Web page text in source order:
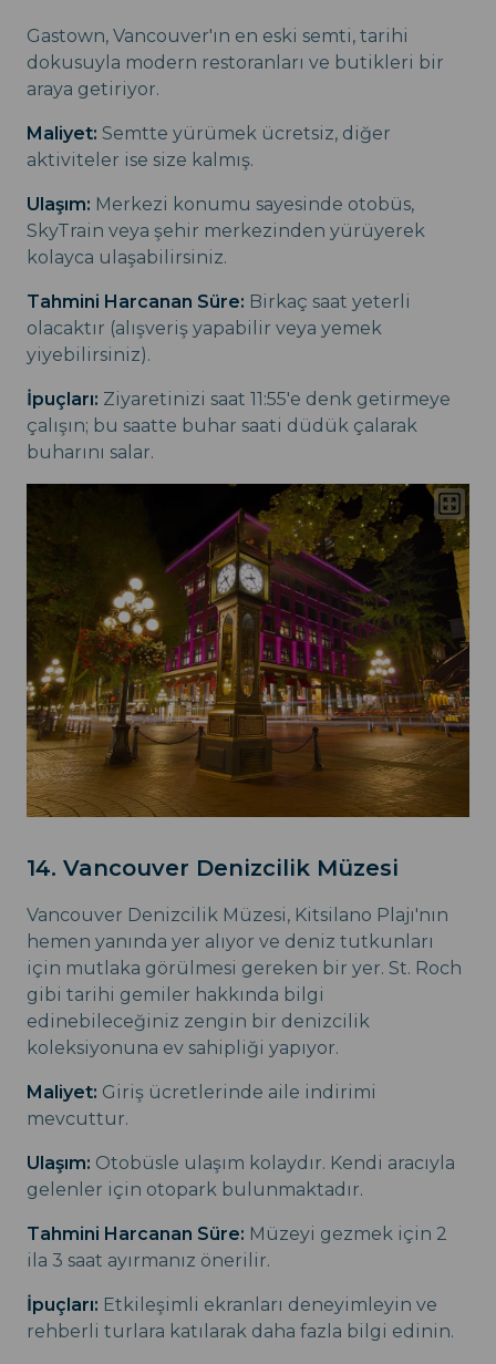
Gastown, Vancouver'ın en eski semti, tarihi
dokusuyla modern restoranları ve butikleri bir
araya getiriyor.
Maliyet: Semtte yürümek ücretsiz, diğer
aktiviteler ise size kalmış.
Ulaşım: Merkezi konumu sayesinde otobüs,
SkyTrain veya şehir merkezinden yürüyerek
kolayca ulaşabilirsiniz.
Tahmini Harcanan Süre: Birkaç saat yeterli
olacaktır (alışveriş yapabilir veya yemek
yiyebilirsiniz).
İpuçları: Ziyaretinizi saat 11:55'e denk getirmeye
çalışın; bu saatte buhar saati düdük çalarak
buharını salar.
14. Vancouver Denizcilik Müzesi
Vancouver Denizcilik Müzesi, Kitsilano Plajı'nın
hemen yanında yer alıyor ve deniz tutkunları
için mutlaka görülmesi gereken bir yer. St. Roch
gibi tarihi gemiler hakkında bilgi
edinebileceğiniz zengin bir denizcilik
koleksiyonuna ev sahipliği yapıyor.
Maliyet: Giriş ücretlerinde aile indirimi
mevcuttur.
Ulaşım: Otobüsle ulaşım kolaydır. Kendi aracıyla
gelenler için otopark bulunmaktadır.
Tahmini Harcanan Süre: Müzeyi gezmek için 2
ila 3 saat ayırmanız önerilir.
İpuçları: Etkileşimli ekranları deneyimleyin ve
rehberli turlara katılarak daha fazla bilgi edinin.